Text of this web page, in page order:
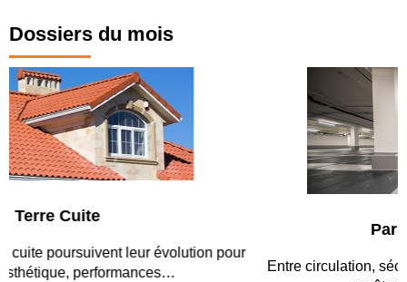
Dossiers du mois
Entre circulation, sécurisation des accès, durabilité des